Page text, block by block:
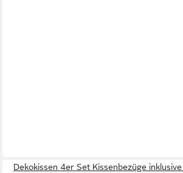
Dekokissen 4er Set Kissenbezüge